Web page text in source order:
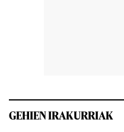
GEHIEN IRAKURRIAK